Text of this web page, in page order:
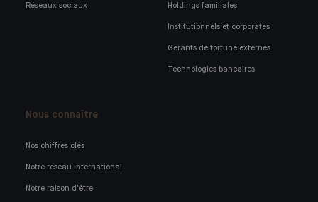
Réseaux sociaux Holdings familiales
Institutionnels et corporates
Gérants de fortune externes
Technologies bancaires
Nous connaître
Nos chiffres clés
Notre réseau international
Notre raison d'être